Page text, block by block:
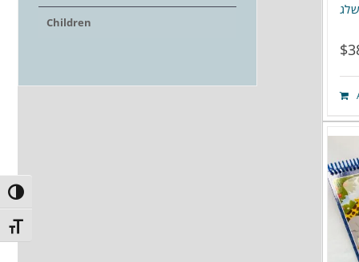
Toggle High Contrast
Toggle Font size
$
Children